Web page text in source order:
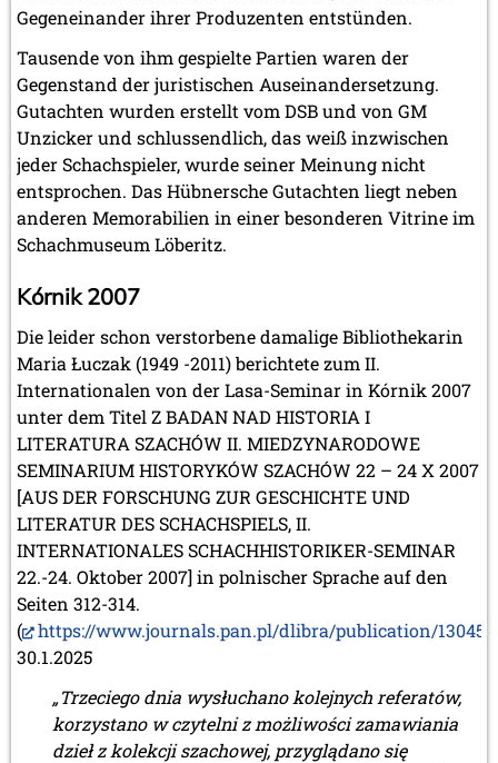
Gegeneinander ihrer Produzenten entstünden.
Tausende von ihm gespielte Partien waren der
Gegenstand der juristischen Auseinandersetzung.
Gutachten wurden erstellt vom DSB und von GM
Unzicker und schlussendlich, das weiß inzwischen
jeder Schachspieler, wurde seiner Meinung nicht
entsprochen. Das Hübnersche Gutachten liegt neben
anderen Memorabilien in einer besonderen Vitrine im
Schachmuseum Löberitz.
Kórnik 2007
Die leider schon verstorbene damalige Bibliothekarin
Maria Łuczak (1949 -2011) berichtete zum II.
Internationalen von der Lasa-Seminar in Kórnik 2007
unter dem Titel Z BADAN NAD HISTORIA I
LITERATURA SZACHÓW II. MIEDZYNARODOWE
SEMINARIUM HISTORYKÓW SZACHÓW 22 – 24 X 2007
[AUS DER FORSCHUNG ZUR GESCHICHTE UND
LITERATUR DES SCHACHSPIELS, II.
INTERNATIONALES SCHACHHISTORIKER-SEMINAR
22.-24. Oktober 2007] in polnischer Sprache auf den
Seiten 312-314.
(
https://www.journals.pan.pl/dlibra/publication/
30.1.2025
„Trzeciego dnia wysłuchano kolejnych referatów,
korzystano w czytelni z możliwości zamawiania
dzieł z kolekcji szachowej, przyglądano się